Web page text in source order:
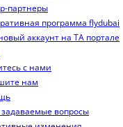
партнеры
программа flydubai
аккаунт на TA портале
с нами
нам
задаваемые вопросы